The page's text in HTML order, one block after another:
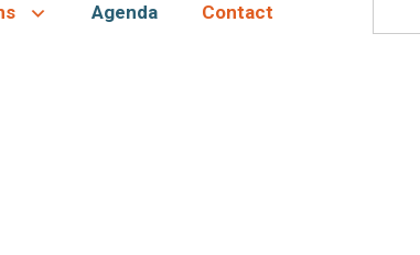
Agenda Contact